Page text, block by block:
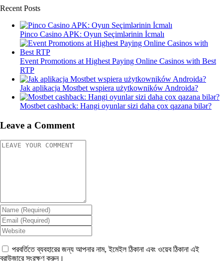
Recent Posts
Pinco Casino APK: Oyun Seçimlərinin İcmalı
Event Promotions at Highest Paying Online Casinos with Best
RTP
Jak aplikacja Mostbet wspiera użytkowników Androida?
Mostbet cashback: Hangi oyunlar sizi daha çox qazana bilər?
Leave a Comment
পরবর্তিতে ব্যবহারের জন্য আপনার নাম, ইমেইল ঠিকানা এবং ওয়েব ঠিকানা এই
ব্রাউজারে সংরক্ষণ করুন।